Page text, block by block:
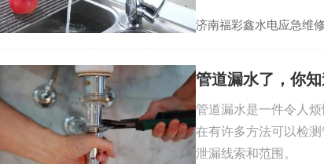
济南福彩鑫水电应急维
管道漏水了，你
管道漏水是一件令人
在有许多方法可以检
泄漏线索和范围。